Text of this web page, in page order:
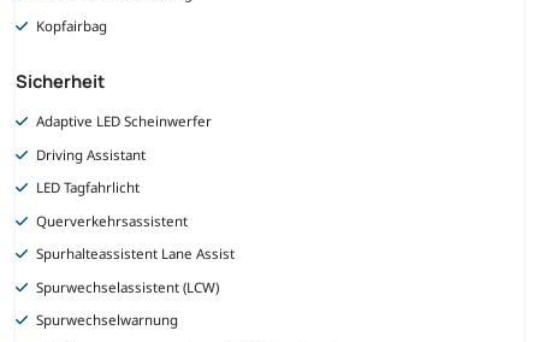
Kopfairbag
Sicherheit
Adaptive LED Scheinwerfer
Driving Assistant
LED Tagfahrlicht
Querverkehrsassistent
Spurhalteassistent Lane Assist
Spurwechselassistent (LCW)
Spurwechselwarnung